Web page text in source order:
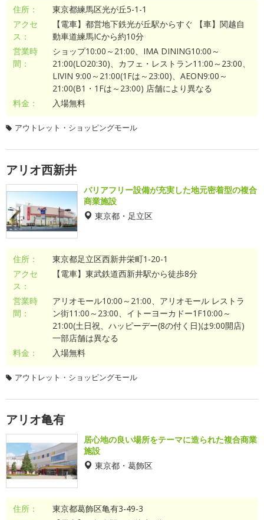
住所：
東京都練馬区光が丘5-1-1
アクセ
ス：
【電車】都営地下鉄光が丘駅からすぐ 【車】関越自
動車道練馬ICから約10分
営業時
間：
ショップ10:00～21:00、IMA DINING10:00～
21:00(LO20:30)、カフェ・レストラン11:00～23:00、
LIVIN 9:00～21:00(1Fは～23:00)、AEON9:00～
21:00(B1・1Fは～23:00) 店舗により異なる
料金：
入場無料
アウトレット・ショッピングモール
アリオ西新井
バリアフリー設備が充実した地元密着型の複合
商業施設
東京都・足立区
住所：
東京都足立区西新井栄町1-20-1
アクセ
ス：
【電車】東武鉄道西新井駅から徒歩8分
営業時
間：
アリオモール10:00～21:00、アリオモール レストラ
ン街11:00～23:00、イトーヨーカドー1F10:00～
21:00(土日祝、ハッピーデー(8の付く日)は9:00開店)
一部店舗は異なる
料金：
入場無料
アウトレット・ショッピングモール
アリオ亀有
居心地の良い場所をテーマに造られた複合商業
施設
東京都・葛飾区
住所：
東京都葛飾区亀有3-49-3